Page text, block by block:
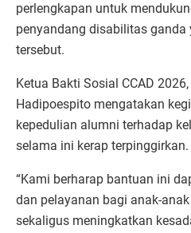
perlengkapan untuk
penyandang disabilitas ganda
tersebut.
Ketua Bakti Sosial CCAD
Hadipoespito mengatakan
kepedulian alumni terhadap
selama ini kerap terpinggirkan.
“Kami berharap bantuan ini
dan pelayanan bagi anak-
sekaligus meningkatkan